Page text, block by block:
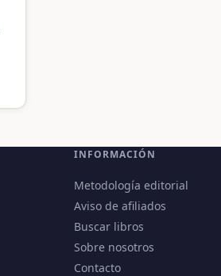
INFORMACIÓN
Metodología editorial
Aviso de afiliados
Buscar libros
Sobre nosotros
Contacto